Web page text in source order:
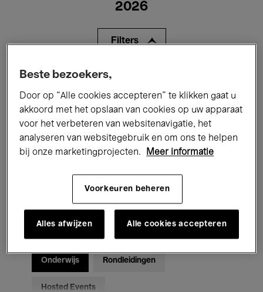
2026
Filters
Alle evenementen
Tentoonstellingen Films
Lezingen & Debatten
Elektronische Muziek
Onderwijs Rondleidingen
Hosted Events
Beste bezoekers,
Door op “Alle cookies accepteren” te klikken gaat u
akkoord met het opslaan van cookies op uw apparaat
voor het verbeteren van websitenavigatie, het
analyseren van websitegebruik en om ons te helpen
bij onze marketingprojecten.
Meer informatie
Voorkeuren beheren
Alles afwijzen Alle cookies accepteren